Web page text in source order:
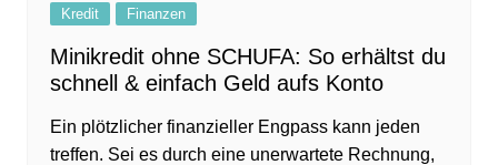
Kredit Finanzen
Minikredit ohne SCHUFA: So erhältst du
schnell & einfach Geld aufs Konto
Ein plötzlicher finanzieller Engpass kann jeden
treffen. Sei es durch eine unerwartete Rechnung,